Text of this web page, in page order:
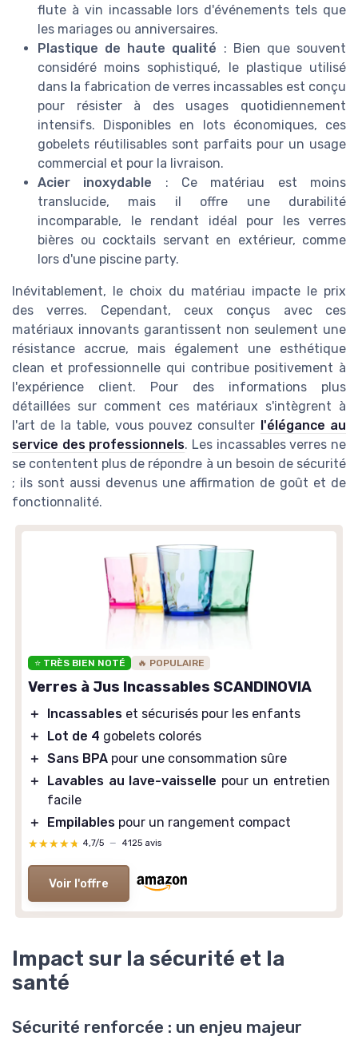
flute à vin incassable lors d'événements tels que
les mariages ou anniversaires.
Plastique de haute qualité : Bien que souvent
considéré moins sophistiqué, le plastique utilisé
dans la fabrication de verres incassables est conçu
pour résister à des usages quotidiennement
intensifs. Disponibles en lots économiques, ces
gobelets réutilisables sont parfaits pour un usage
commercial et pour la livraison.
Acier inoxydable : Ce matériau est moins
translucide, mais il offre une durabilité
incomparable, le rendant idéal pour les verres
bières ou cocktails servant en extérieur, comme
lors d'une piscine party.
Inévitablement, le choix du matériau impacte le prix
des verres. Cependant, ceux conçus avec ces
matériaux innovants garantissent non seulement une
résistance accrue, mais également une esthétique
clean et professionnelle qui contribue positivement à
l'expérience client. Pour des informations plus
détaillées sur comment ces matériaux s'intègrent à
l'art de la table, vous pouvez consulter l'élégance au
service des professionnels. Les incassables verres ne
se contentent plus de répondre à un besoin de sécurité
; ils sont aussi devenus une affirmation de goût et de
fonctionnalité.
⭐ TRÈS BIEN NOTÉ 🔥 POPULAIRE
Verres à Jus Incassables SCANDINOVIA
＋ Incassables et sécurisés pour les enfants
＋
Lot de 4 gobelets colorés
＋ Sans BPA pour une consommation sûre
＋
Lavables au lave-vaisselle pour un entretien
facile
＋
Empilables pour un rangement compact
★★★★★
★★★★★ 4,7/5 — 4125 avis
Voir l'offre
Impact sur la sécurité et la
santé
Sécurité renforcée : un enjeu majeur